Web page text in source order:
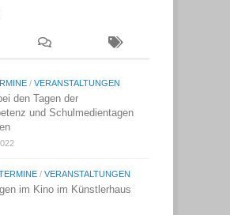
/VERANSTALTUNGEN
den Tagen der
und Schulmedientagen
/VERANSTALTUNGEN
im Kino im Künstlerhaus